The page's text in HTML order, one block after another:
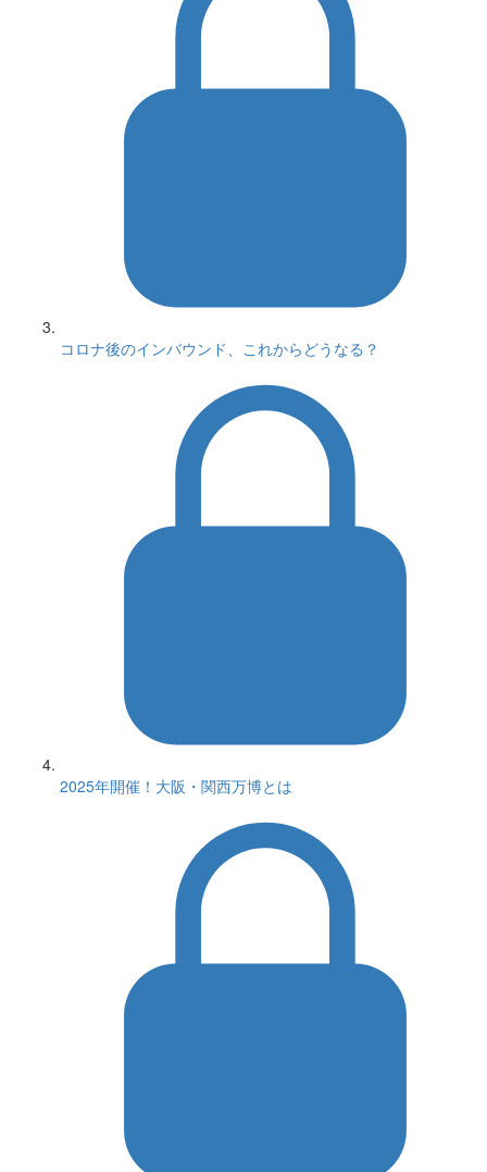
コロナ後のインバウンド、これからどうなる？
2025年開催！大阪・関西万博とは